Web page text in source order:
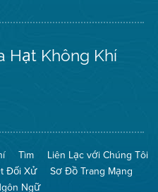
Hạt Không Khí
The
(Bảo
Toàn
Không
Khí)
Mạng
No
Burn
(Không
Đốt)
Tìm
Liên Lạc với Chúng Tôi
Đối Xử
Sơ Đồ Trang Mạng
Ngữ